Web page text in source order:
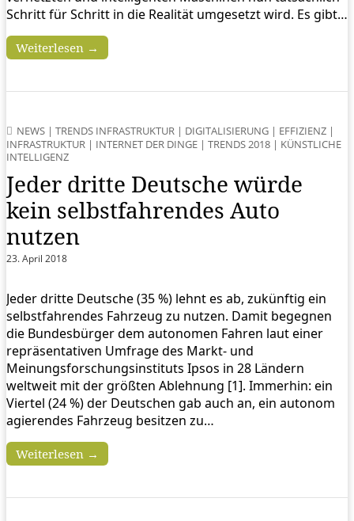
Schritt für Schritt in die Realität umgesetzt wird. Es gibt…
Weiterlesen →
NEWS | TRENDS INFRASTRUKTUR | DIGITALISIERUNG | EFFIZIENZ |
INFRASTRUKTUR | INTERNET DER DINGE | TRENDS 2018 | KÜNSTLICHE
INTELLIGENZ
Jeder dritte Deutsche würde
kein selbstfahrendes Auto
nutzen
23. April 2018
Jeder dritte Deutsche (35 %) lehnt es ab, zukünftig ein
selbstfahrendes Fahrzeug zu nutzen. Damit begegnen
die Bundesbürger dem autonomen Fahren laut einer
repräsentativen Umfrage des Markt- und
Meinungsforschungsinstituts Ipsos in 28 Ländern
weltweit mit der größten Ablehnung [1]. Immerhin: ein
Viertel (24 %) der Deutschen gab auch an, ein autonom
agierendes Fahrzeug besitzen zu…
Weiterlesen →